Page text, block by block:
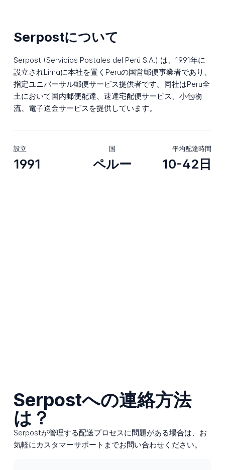
Serpostについて
Serpost (Servicios Postales del Perú S.A.) は、1991年に
設立されLimaに本社を置くPeruの国営郵便事業者であり、
指定ユニバーサル郵便サービス提供者です。同社はPeru全
土において国内郵便配達、速達宅配便サービス、小包物
流、電子送金サービスを提供しています。
設立
1991
国
ペルー
平均配達時間
10-42日
Serpostへの連絡方法
は？
Serpostが管理する配送プロセスに問題がある場合は、お
気軽にカスタマーサポートまでお問い合わせください。